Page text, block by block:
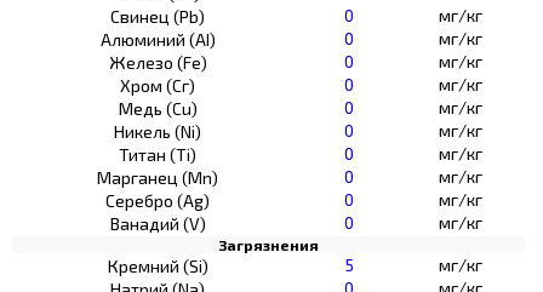
Свинец (Pb)
0
мг/кг
Алюминий (AI)
0
мг/кг
Железо (Fe)
0
мг/кг
Хром (Сг)
0
мг/кг
Медь (Cu)
0
мг/кг
Никель (Ni)
0
мг/кг
Титан (Ti)
0
мг/кг
Марганец (Mn)
0
мг/кг
Серебро (Ag)
0
мг/кг
Ванадий (V)
0 мг/кг
Загрязнения
Кремний (Si) 5
мг/кг
0
мг/кг